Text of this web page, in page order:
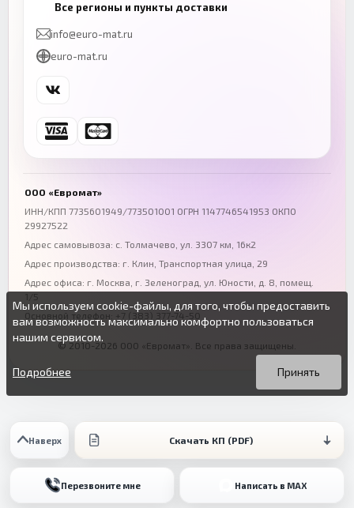
Наверх Скачать КП (PDF)
Перезвоните мне Написать в MAX
+7 (843) 206-01-30
Челябинск
+7 (343) 300-99-67
Ростов-на-Дону
+7 (863) 333-50-75
Волгоград
+7 (844) 261-36-12
Омск
Все регионы и пункты доставки
info@euro-mat.ru
euro-mat.ru
ООО «Евромат»
ИНН/КПП 7735601949/773501001 ОГРН 1147746541953 ОКПО
29927522
Адрес самовывоза: с. Толмачево, ул. 3307 км, 16к2
Адрес производства: г. Клин, Транспортная улица, 29
Адрес офиса: г. Москва, г. Зеленоград ул. Юности, д. 8, помещ.
1/5
Основной телефон:
+7 (383) 377-74-50
© 2010-2026 ООО «Евромат». Все права защищены.
Мы используем cookie-файлы, для того, чтобы предоставить
вам возможность максимально комфортно пользоваться
нашим сервисом.
Вы можете подробнее прочитать о cookie-файлах в открытых
источниках или изменить настройки своего браузера.
Продолжая пользоваться данным сайтом без изменения
настроек вы даете согласие на использование ваших cookie-
Принять
Подробнее